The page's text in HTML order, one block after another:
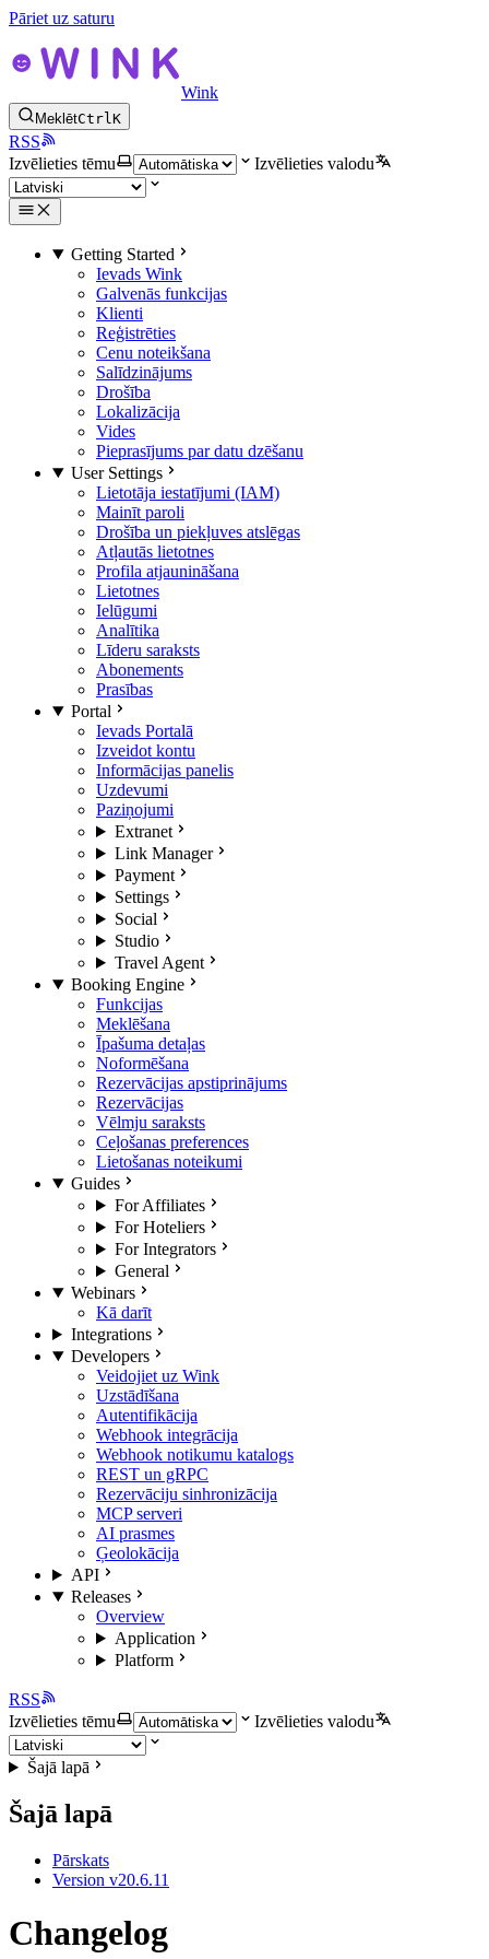
Pāriet uz saturu
Wink
MeklētCtrlK
RSS
Izvēlieties tēmu
Izvēlieties valodu
Getting Started
Ievads Wink
Galvenās funkcijas
Klienti
Reģistrēties
Cenu noteikšana
Salīdzinājums
Drošība
Lokalizācija
Vides
Pieprasījums par datu dzēšanu
User Settings
Lietotāja iestatījumi (IAM)
Mainīt paroli
Drošība un piekļuves atslēgas
Atļautās lietotnes
Profila atjaunināšana
Lietotnes
Ielūgumi
Analītika
Līderu saraksts
Abonements
Prasības
Portal
Ievads Portalā
Izveidot kontu
Informācijas panelis
Uzdevumi
Paziņojumi
Extranet
Link Manager
Payment
Settings
Social
Studio
Travel Agent
Booking Engine
Funkcijas
Meklēšana
Īpašuma detaļas
Noformēšana
Rezervācijas apstiprinājums
Rezervācijas
Vēlmju saraksts
Ceļošanas preferences
Lietošanas noteikumi
Guides
For Affiliates
For Hoteliers
For Integrators
General
Webinars
Kā darīt
Integrations
Developers
Veidojiet uz Wink
Uzstādīšana
Autentifikācija
Webhook integrācija
Webhook notikumu katalogs
REST un gRPC
Rezervāciju sinhronizācija
MCP serveri
AI prasmes
Ģeolokācija
API
Releases
Overview
Application
Platform
RSS
Izvēlieties tēmu
Izvēlieties valodu
Šajā lapā
Šajā lapā
Pārskats
Version v20.6.11
Changelog